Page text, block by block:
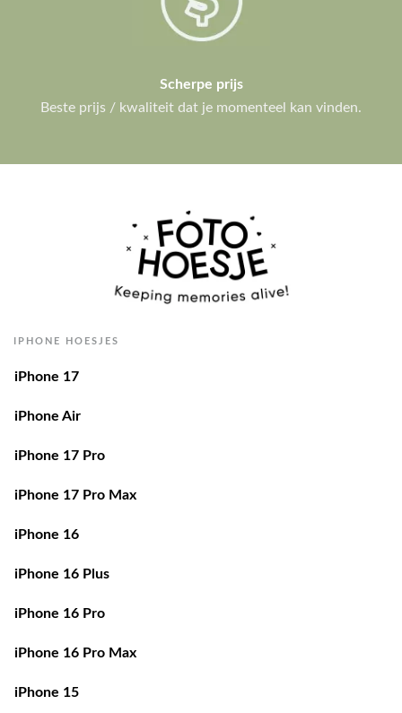
Scherpe prijs
Beste prijs / kwaliteit dat je momenteel kan vinden.
IPHONE HOESJES
iPhone 17
iPhone Air
iPhone 17 Pro
iPhone 17 Pro Max
iPhone 16
iPhone 16 Plus
iPhone 16 Pro
iPhone 16 Pro Max
iPhone 15